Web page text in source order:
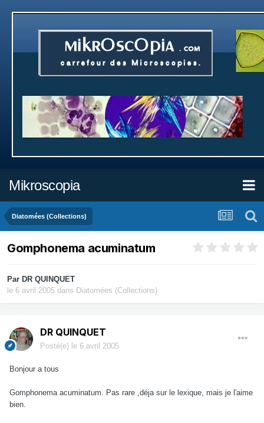
Mikroscopia
Diatomées (Collections)
Gomphonema acuminatum
Par DR QUINQUET
le 6 avril 2005 dans Diatomées (Collections)
DR QUINQUET
Posté(e) le 6 avril 2005
Bonjour a tous
Gomphonema acuminatum. Pas rare ,déja sur le lexique, mais je l'aime
bien.